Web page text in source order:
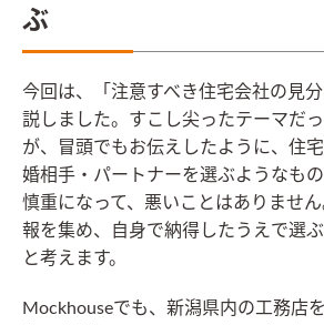
ぶ
今回は、「注意すべき住宅会社の見
説しました。すこし尖ったテーマだ
が、冒頭でもお伝えしたように、住
婚相手・パートナーを選ぶようなも
慎重になって、悪いことはありませ
報を集め、自身で納得したうえで選
と考えます。
Mockhouseでも、新潟県内の工務店